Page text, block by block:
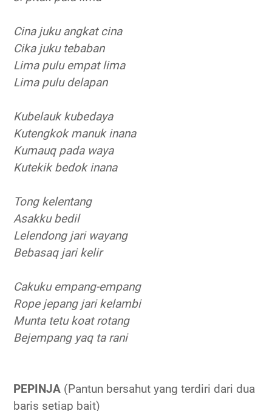
Cina juku angkat cina
Cika juku tebaban
Lima pulu empat lima
Lima pulu delapan
Kubelauk kubedaya
Kutengkok manuk inana
Kumauq pada waya
Kutekik bedok inana
Tong kelentang
Asakku bedil
Lelendong jari wayang
Bebasaq jari kelir
Cakuku empang-empang
Rope jepang jari kelambi
Munta tetu koat rotang
Bejempang yaq ta rani
PEPINJA (Pantun bersahut yang terdiri dari dua
baris setiap bait)